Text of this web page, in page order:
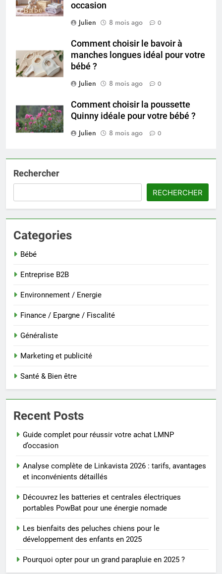
occasion
Julien
8 mois ago 0
Comment choisir le bavoir à
manches longues idéal pour votre
bébé ?
Julien
8 mois ago 0
Comment choisir la poussette
Quinny idéale pour votre bébé ?
Julien
8 mois ago 0
Rechercher
RECHERCHER
Categories
Bébé
Entreprise B2B
Environnement / Energie
Finance / Epargne / Fiscalité
Généraliste
Marketing et publicité
Santé & Bien être
Recent Posts
Guide complet pour réussir votre achat LMNP
d’occasion
Analyse complète de Linkavista 2026 : tarifs, avantages
et inconvénients détaillés
Découvrez les batteries et centrales électriques
portables PowBat pour une énergie nomade
Les bienfaits des peluches chiens pour le
développement des enfants en 2025
Pourquoi opter pour un grand parapluie en 2025 ?